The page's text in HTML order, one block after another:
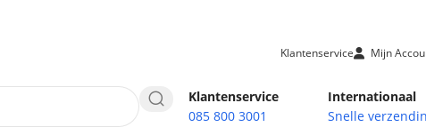
Klantenservice Mijn
Klantenservice
085 800 3001
Internationaal
Snelle